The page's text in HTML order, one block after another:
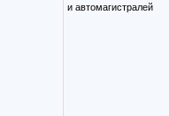
и автомагистралей